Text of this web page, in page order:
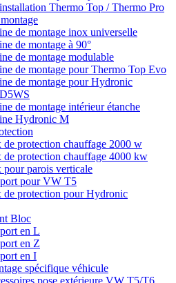
Thermo Top / Thermo Pro
de montage inox universelle
de montage à 90°
de montage modulable
de montage pour Thermo Top Evo
de montage pour Hydronic
de montage intérieur étanche
Hydronic M
de protection chauffage 2000 w
de protection chauffage 4000 kw
pour parois verticale
pour VW T5
de protection pour Hydronic
Bloc
en L
en Z
en I
spécifique véhicule
pose extérieure VW T5/T6